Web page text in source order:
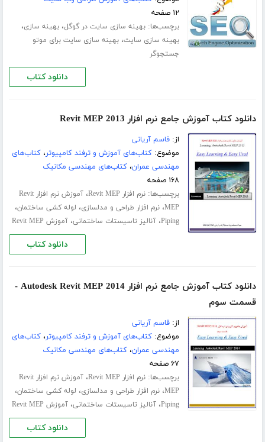
۱۲ صفحه
برچسب‌ها:بهینه سازی سایت در گوگل،بهینه سازی،
بهینه سازی سایت،بهینه سازی سایت برای موتو
جستجوگر
دانلود کتاب
دانلود کتاب آموزش جامع نرم افزار Revit MEP 2013
از:قاسم آریانی
موضوع:کتاب‌های آموزش و ترفند کامپیوتر،کتاب‌های
مهندسی عمران،کتاب‌های مهندسی مکانیک
۱۶۸ صفحه
برچسب‌ها:نرم افزار Revit MEP ،
آموزش نرم افزار Revit
MEP،نرم افزار طراحی و مدلسازی، لوله کشی ساختمان،
Piping،آنالیز تاسیستات ساختمانی،آموزش Revit MEP
دانلود کتاب
دانلود کتاب آموزش جامع نرم افزار Autodesk Revit MEP 2014 -
قسمت سوم
از:قاسم آریانی
موضوع:کتاب‌های آموزش و ترفند کامپیوتر،کتاب‌های
مهندسی عمران،کتاب‌های مهندسی مکانیک
۶۷ صفحه
برچسب‌ها:نرم افزار Revit MEP ،
آموزش نرم افزار Revit
MEP،نرم افزار طراحی و مدلسازی، لوله کشی ساختمان،
Piping،آنالیز تاسیستات ساختمانی،آموزش Revit MEP
دانلود کتاب